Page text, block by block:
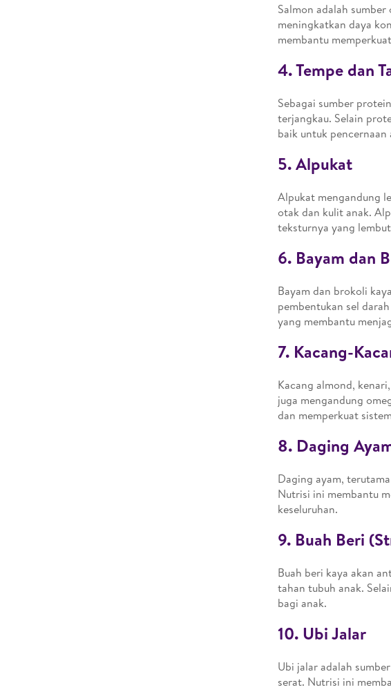
Salmon adalah
meningkatkan daya
membantu
4. Tempe dan
Sebagai sumber
terjangkau. Selain
baik untuk pencernaan
5. Alpukat
Alpukat mengandung
otak dan kulit anak.
teksturnya yang
6. Bayam dan
Bayam dan brokoli
pembentukan sel
yang membantu
7. Kacang-
Kacang almond,
juga mengandung
dan memperkuat
8. Daging
Daging ayam,
Nutrisi ini membantu
keseluruhan.
9. Buah Beri
Buah beri kaya akan
tahan tubuh anak.
bagi anak.
10. Ubi Jalar
Ubi jalar adalah
serat. Nutrisi ini